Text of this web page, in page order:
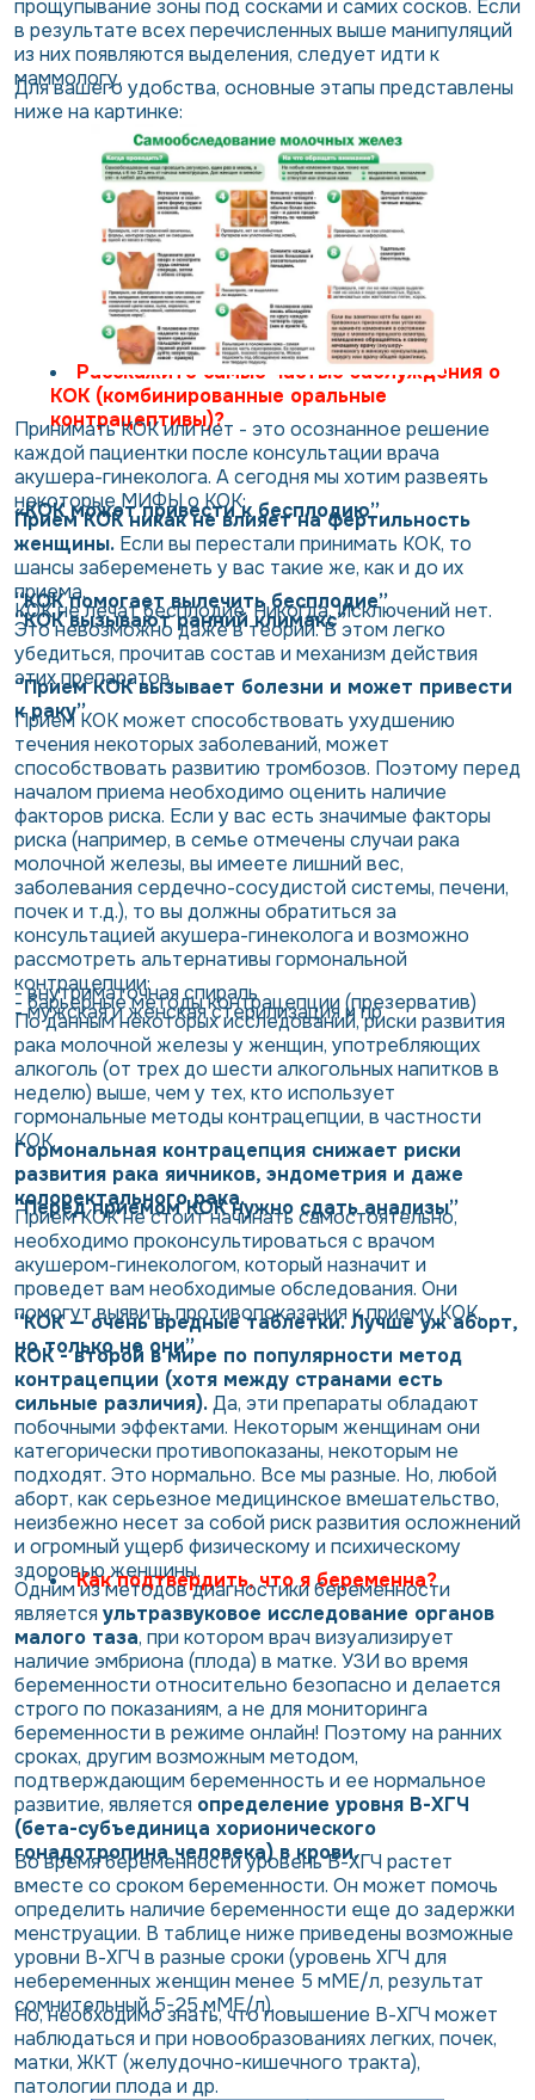
прощупывание зоны под сосками и самих сосков. Если
в результате всех перечисленных выше манипуляций
из них появляются выделения, следует идти к
маммологу.
Для вашего удобства, основные этапы представлены
ниже на картинке:
Расскажите самые частые заблуждения о
КОК (комбинированные оральные
контрацептивы)?
Принимать КОК или нет - это осознанное решение
каждой пациентки после консультации врача
акушера-гинеколога. А сегодня мы хотим развеять
некоторые МИФЫ о КОК:
«КОК может привести к бесплодию”
Прием КОК никак не влияет на фертильность
женщины. Если вы перестали принимать КОК, то
шансы забеременеть у вас такие же, как и до их
приема.
“КОК помогает вылечить бесплодие”
КОК не лечат бесплодие. Никогда. Исключений нет.
“КОК вызывают ранний климакс”
Это невозможно даже в теории. В этом легко
убедиться, прочитав состав и механизм действия
этих препаратов.
“Прием КОК вызывает болезни и может привести
к раку”
Прием КОК может способствовать ухудшению
течения некоторых заболеваний, может
способствовать развитию тромбозов. Поэтому перед
началом приема необходимо оценить наличие
факторов риска. Если у вас есть значимые факторы
риска (например, в семье отмечены случаи рака
молочной железы, вы имеете лишний вес,
заболевания сердечно-сосудистой системы, печени,
почек и т.д.), то вы должны обратиться за
консультацией акушера-гинеколога и возможно
рассмотреть альтернативы гормональной
контрацепции:
- внутриматочная спираль
- барьерные методы контрацепции (презерватив)
- мужская и женская стерилизация и пр.
По данным некоторых исследований, риски развития
рака молочной железы у женщин, употребляющих
алкоголь (от трех до шести алкогольных напитков в
неделю) выше, чем у тех, кто использует
гормональные методы контрацепции, в частности
КОК.
Гормональная контрацепция снижает риски
развития рака яичников, эндометрия и даже
колоректального рака.
“Перед приемом КОК нужно сдать анализы”
Прием КОК не стоит начинать самостоятельно,
необходимо проконсультироваться с врачом
акушером-гинекологом, который назначит и
проведет вам необходимые обследования. Они
помогут выявить противопоказания к приему КОК.
“КОК — очень вредные таблетки. Лучше уж аборт,
но только не они”
КОК - второй в мире по популярности метод
контрацепции (хотя между странами есть
сильные различия).Да, эти препараты обладают
побочными эффектами. Некоторым женщинам они
категорически противопоказаны, некоторым не
подходят. Это нормально. Все мы разные. Но, любой
аборт, как серьезное медицинское вмешательство,
неизбежно несет за собой риск развития осложнений
и огромный ущерб физическому и психическому
здоровью женщины.
Как подтвердить, что я беременна?
Одним из методов диагностики беременности
является ультразвуковое исследование органов
малого таза, при котором врач визуализирует
наличие эмбриона (плода) в матке. УЗИ во время
беременности относительно безопасно и делается
строго по показаниям, а не для мониторинга
беременности в режиме онлайн! Поэтому на ранних
сроках, другим возможным методом,
подтверждающим беременность и ее нормальное
развитие, является определение уровня В-ХГЧ
(бета-субъединица хорионического
гонадотропина человека) в крови.
Во время беременности уровень В-ХГЧ растет
вместе со сроком беременности. Он может помочь
определить наличие беременности еще до задержки
менструации. В таблице ниже приведены возможные
уровни В-ХГЧ в разные сроки (уровень ХГЧ для
небеременных женщин менее 5 мМЕ/л, результат
сомнительный 5-25 мМЕ/л).
Но, необходимо знать, что повышение В-ХГЧ может
наблюдаться и при новообразованиях легких, почек,
матки, ЖКТ (желудочно-кишечного тракта),
патологии плода и др.